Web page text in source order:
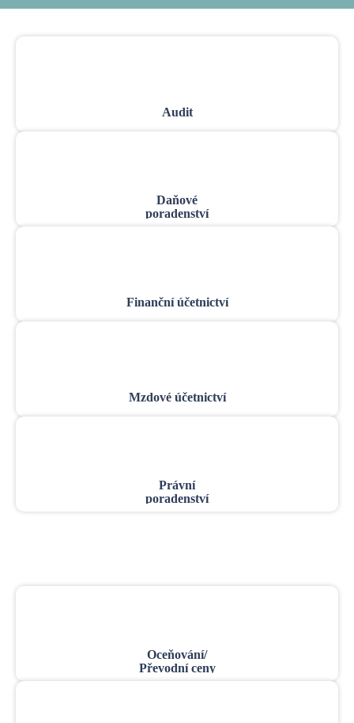
Audit
Daňové
poradenství
Finanční účetnictví
Mzdové účetnictví
Právní
poradenství
Oceňování/
Převodní ceny